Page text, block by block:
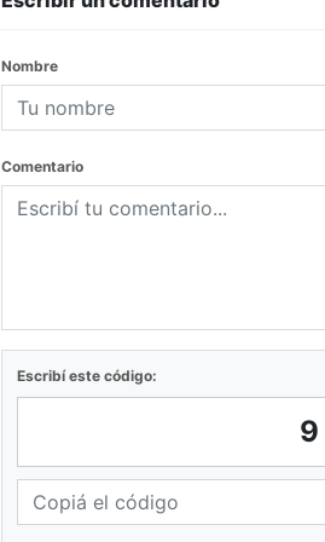
Nombre
Comentario
Escribí este código: